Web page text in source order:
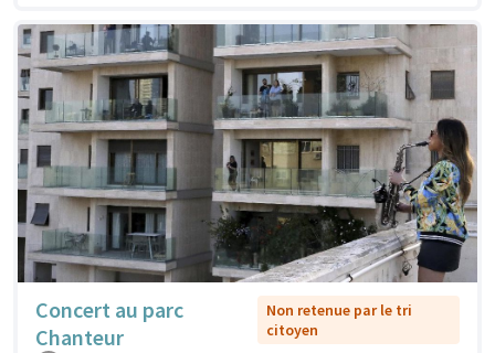
Concert au parc
Chanteur
Non retenue par le tri
citoyen